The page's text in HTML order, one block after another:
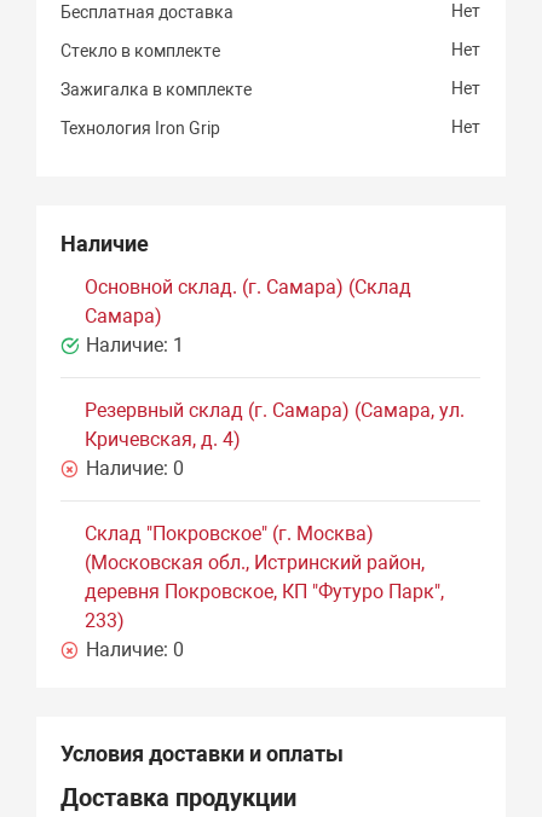
Бесплатная доставка Нет
Стекло в комплекте Нет
Зажигалка в комплекте Нет
Технология Iron Grip Нет
Наличие
Основной склад. (г. Самара) (Склад
Самара)
Наличие: 1
Резервный склад (г. Самара) (Самара, ул.
Кричевская, д. 4)
Наличие: 0
Склад "Покровское" (г. Москва)
(Московская обл., Истринский район,
деревня Покровское, КП "Футуро Парк",
233)
Наличие: 0
Условия доставки и оплаты
Доставка продукции